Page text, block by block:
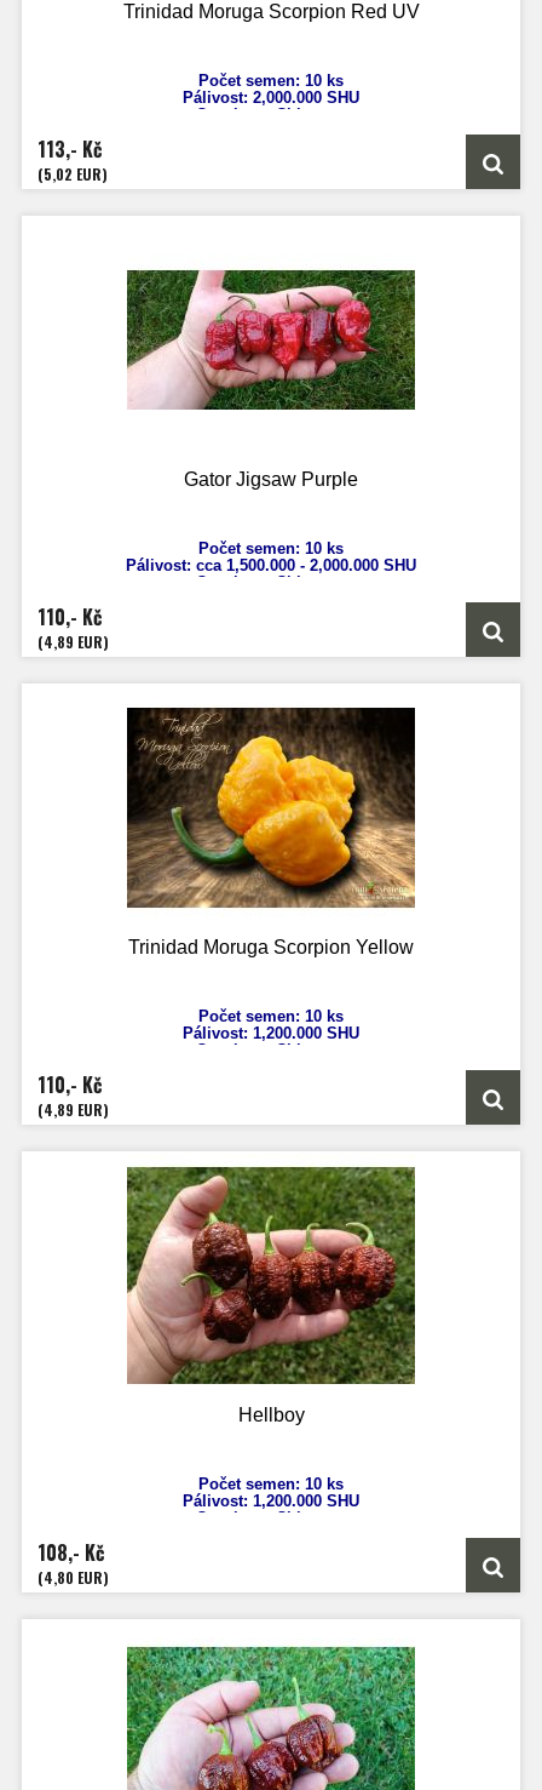
Trinidad Moruga Scorpion Red UV
Počet semen: 10 ks
Pálivost: 2,000.000 SHU
Capsicum Chinense
113,- Kč
(5,02 EUR)
Gator Jigsaw Purple
Počet semen: 10 ks
Pálivost: cca 1,500.000 - 2,000.000 SHU
Capsicum Chinense
110,- Kč
(4,89 EUR)
Trinidad Moruga Scorpion Yellow
Počet semen: 10 ks
Pálivost: 1,200.000 SHU
Capsicum Chinense
110,- Kč
(4,89 EUR)
Hellboy
Počet semen: 10 ks
Pálivost: 1,200.000 SHU
Capsicum Chinense
108,- Kč
(4,80 EUR)